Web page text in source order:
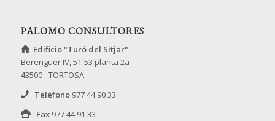
PALOMO CONSULTORES
Edificio "Turó del Sitjar"
Berenguer IV, 51-53 planta 2a
43500 - TORTOSA
Teléfono 977 44 90 33
Fax 977 44 91 33